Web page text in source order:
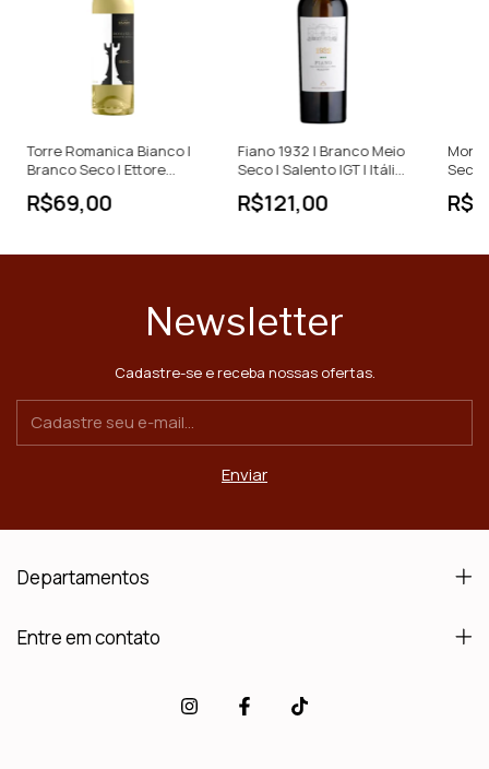
Torre Romanica Bianco |
Branco Seco | Ettore
Galasso | Itália | 750ml
R$69,00
Fiano 1932 | Branco Meio
Seco | Salento IGT | Itália
| 750ml
R$121,00
Seco
|
Newsletter
Cadastre-se e receba nossas ofertas.
Departamentos
Entre em contato